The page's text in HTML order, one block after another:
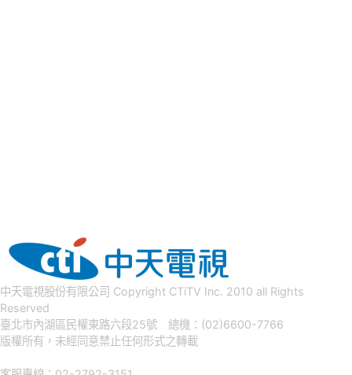
中天電視股份有限公司 Copyright CTiTV Inc. 2010 all Rights
Reserved
臺北市內湖區民權東路六段25號 總機：(02)6600-7766
版權所有，未經同意禁止任何形式之轉載